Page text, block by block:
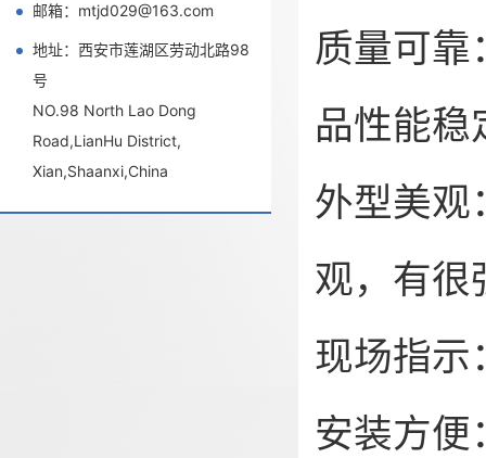
邮箱：mtjd029@163.com
地址：西安市莲湖区劳动北路98
号
NO.98 North Lao Dong
Road,LianHu District,
Xian,Shaanxi,China
质量可靠
品性能稳
外型美观
观，有很
现场指示
安装方便